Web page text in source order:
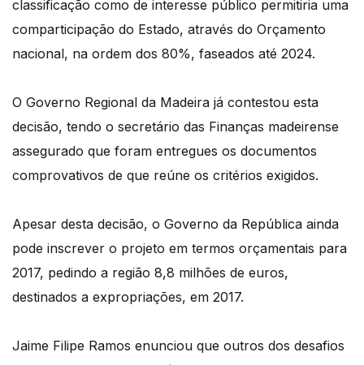
classificação como de interesse público permitiria uma
comparticipação do Estado, através do Orçamento
nacional, na ordem dos 80%, faseados até 2024.
O Governo Regional da Madeira já contestou esta
decisão, tendo o secretário das Finanças madeirense
assegurado que foram entregues os documentos
comprovativos de que reúne os critérios exigidos.
Apesar desta decisão, o Governo da República ainda
pode inscrever o projeto em termos orçamentais para
2017, pedindo a região 8,8 milhões de euros,
destinados a expropriações, em 2017.
Jaime Filipe Ramos enunciou que outros dos desafios